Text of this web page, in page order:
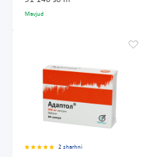
Mavjud
2 sharhni